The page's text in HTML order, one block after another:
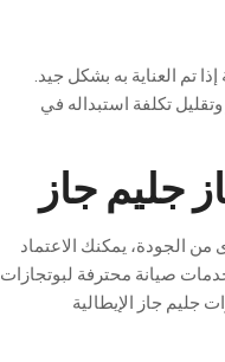
تم العناية به بشكل جيد.
تكلفة استبداله في
جليم جاز
الجودة، يمكنك الاعتماد
صيانة محترفة لبوتجازات
جليم جاز الإيطالية